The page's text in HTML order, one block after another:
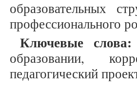
образовательных
профессионального
Ключевые слова:
образовании,
педагогический